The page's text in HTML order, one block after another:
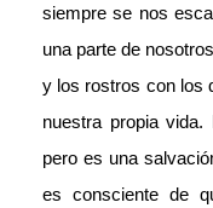
siempre se nos
una parte de
y los rostros con los
nuestra propia
pero es una
es consciente de